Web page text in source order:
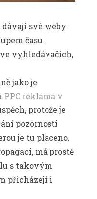
své weby
času
vyhledávačích,
jako je
PPC reklama v
protože je
pozornosti
je tu placeno.
má prostě
s takovým
přicházejí i